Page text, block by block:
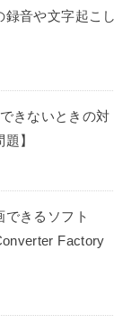
音や文字起こし
きないときの対
】
できるソフト
Factory